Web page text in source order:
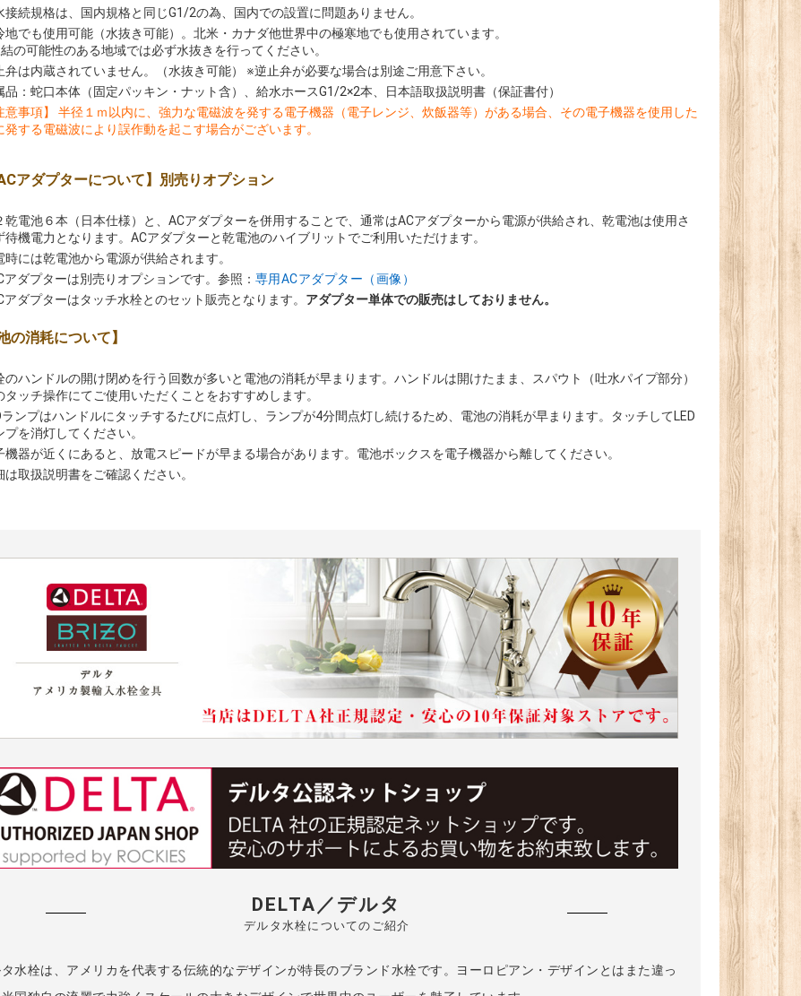
接続規格は、国内規格と同じG1/2の為、国内での設置に問題ありません。
地でも使用可能（水抜き可能）。北米・カナダ他世界中の極寒地でも使用されています。
の可能性のある地域では必ず水抜きを行ってください。
弁は内蔵されていません。（水抜き可能） ※逆止弁が必要な場合は別途ご用意下さい。
品：蛇口本体（固定パッキン・ナット含）、給水ホースG1/2×2本、日本語取扱説明書（保証書付）
意事項】 半径１ｍ以内に、強力な電磁波を発する電子機器（電子レンジ、炊飯器等）がある場合、その電子機器を使用した
発する電磁波により誤作動を起こす場合がございます。
アダプターについて】別売りオプション
乾電池６本（日本仕様）と、ACアダプターを併用することで、通常はACアダプターから電源が供給され、乾電池は使用さ
待機電力となります。ACアダプターと乾電池のハイブリットでご利用いただけます。
時には乾電池から電源が供給されます。
アダプターは別売りオプションです。参照： 専用ACアダプター（画像）
アダプターはタッチ水栓とのセット販売となります。 アダプター単体での販売はしておりません。
の消耗について】
のハンドルの開け閉めを行う回数が多いと電池の消耗が早まります。ハンドルは開けたまま、スパウト（吐水パイプ部分）
タッチ操作にてご使用いただくことをおすすめします。
ランプはハンドルにタッチするたびに点灯し、ランプが4分間点灯し続けるため、電池の消耗が早まります。タッチしてLED
プを消灯してください。
機器が近くにあると、放電スピードが早まる場合があります。電池ボックスを電子機器から離してください。
は取扱説明書をご確認ください。
DELTA／デルタ
デルタ水栓についてのご紹介
水栓は、アメリカを代表する伝統的なデザインが特長のブランド水栓です。ヨーロピアン・デザインとはまた違っ